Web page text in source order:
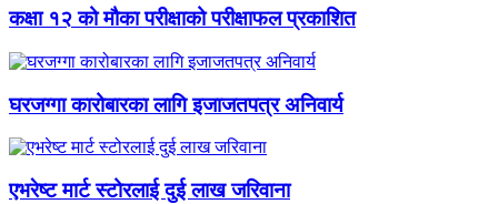
कक्षा १२ को मौका परीक्षाको परीक्षाफल प्रकाशित
घरजग्गा कारोबारका लागि इजाजतपत्र अनिवार्य
एभरेष्ट मार्ट स्टोरलाई दुई लाख जरिवाना